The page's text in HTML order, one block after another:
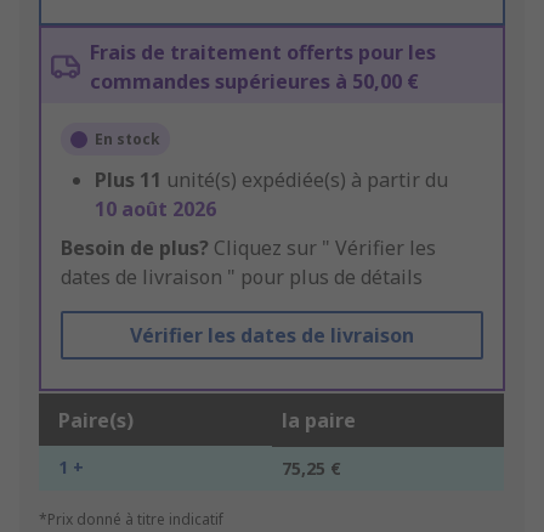
Frais de traitement offerts pour les
commandes supérieures à 50,00 €
En stock
Plus 11 unité(s) expédiée(s) à partir du
10 août 2026
Besoin de plus? Cliquez sur " Vérifier les
dates de livraison " pour plus de détails
Vérifier les dates de livraison
Paire(s) la paire
1 + 75,25 €
*Prix donné à titre indicatif